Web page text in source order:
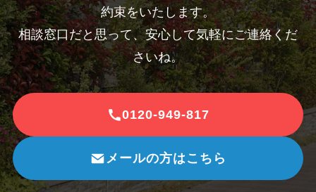
約束をいたします。
相談窓口だと思って、安心して気軽にご連絡くだ
さいね。
0120-949-817
メールの方はこちら